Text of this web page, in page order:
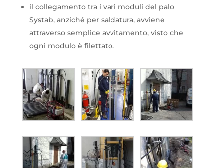
il collegamento tra i vari moduli del palo
Systab, anziché per saldatura, avviene
attraverso semplice avvitamento, visto che
ogni modulo è filettato.